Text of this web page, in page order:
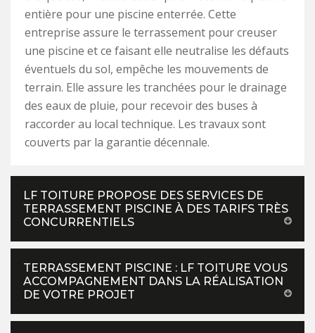
entière pour une piscine enterrée. Cette
entreprise assure le terrassement pour creuser
une piscine et ce faisant elle neutralise les défauts
éventuels du sol, empêche les mouvements de
terrain. Elle assure les tranchées pour le drainage
des eaux de pluie, pour recevoir des buses à
raccorder au local technique. Les travaux sont
couverts par la garantie décennale.
LF TOITURE PROPOSE DES SERVICES DE
TERRASSEMENT PISCINE À DES TARIFS TRÈS
CONCURRENTIELS
TERRASSEMENT PISCINE : LF TOITURE VOUS
ACCOMPAGNEMENT DANS LA RÉALISATION
DE VOTRE PROJET